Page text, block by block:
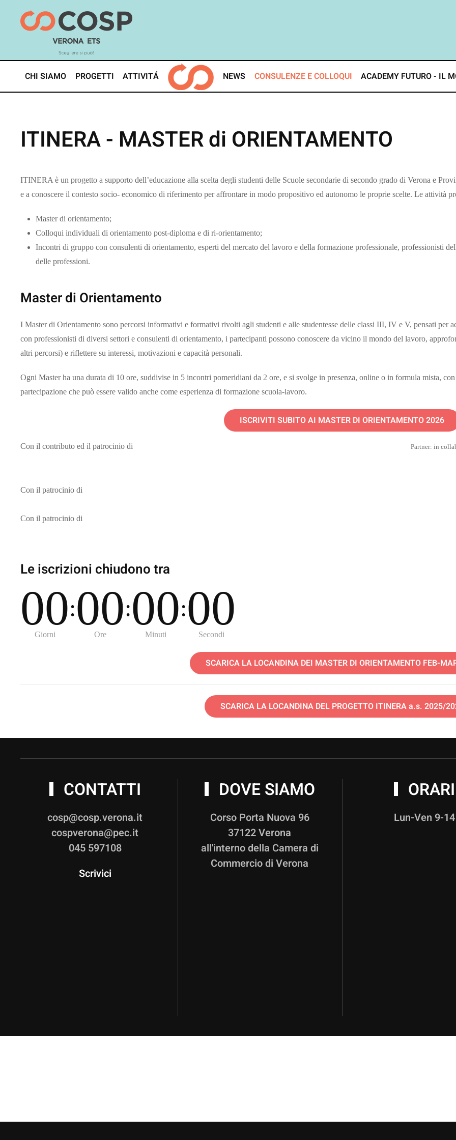
Skip
CHI SIAMO PROGETTI ATTIVITÁ NEWS CONSULENZE E COLLOQUI ACADEMY FUTURO - IL
ITINERA - MASTER di ORIENTAMENTO
ITINERA è un progetto a supporto dell’educazione alla scelta degli studenti delle Scuole secondarie di secondo grado di Verona e
e a conoscere il contesto socio- economico di riferimento per affrontare in modo propositivo ed autonomo le proprie scelte. Le attività
Master di orientamento;
Colloqui individuali di orientamento post-diploma e di ri-orientamento;
Incontri di gruppo con consulenti di orientamento, esperti del mercato del lavoro e della formazione professionale, professionisti
delle professioni.
Master di Orientamento
I Master di Orientamento sono percorsi informativi e formativi rivolti agli studenti e alle studentesse delle classi III, IV e V, pensati per
con professionisti di diversi settori e consulenti di orientamento, i partecipanti possono conoscere da vicino il mondo del lavoro,
altri percorsi) e riflettere su interessi, motivazioni e capacità personali.
Ogni Master ha una durata di 10 ore, suddivise in 5 incontri pomeridiani da 2 ore, e si svolge in presenza, online o in formula mista,
partecipazione che può essere valido anche come esperienza di formazione scuola-lavoro.
ISCRIVITI SUBITO AI MASTER DI ORIENTAMENTO 2026
Con il contributo ed il patrocinio di
Con il patrocinio di
Con il patrocinio di
Le iscrizioni chiudono tra
00
Giorni
:00
Ore
:00
Minuti
:00
Secondi
Partner: in
SCARICA LA LOCANDINA DEI MASTER DI ORIENTAMENTO FEB-
SCARICA LA LOCANDINA DEL PROGETTO ITINERA a.s. 2025/
CONTATTI
cosp@cosp.verona.it
cospverona@pec.it
045 597108
Scrivici
DOVE SIAMO
Corso Porta Nuova 96
37122 Verona
all'interno della Camera di
Commercio di Verona
ORARI
Lun-Ven 9-14